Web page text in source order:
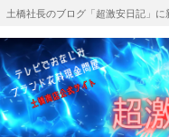
土橋社長のブログ「超激安日記」